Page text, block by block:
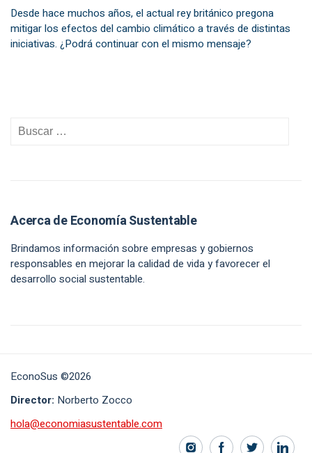
Desde hace muchos años, el actual rey británico pregona
mitigar los efectos del cambio climático a través de distintas
iniciativas. ¿Podrá continuar con el mismo mensaje?
Acerca de Economía Sustentable
Brindamos información sobre empresas y gobiernos
responsables en mejorar la calidad de vida y favorecer el
desarrollo social sustentable.
EconoSus ©2026
Director: Norberto Zocco
hola@economiasustentable.com